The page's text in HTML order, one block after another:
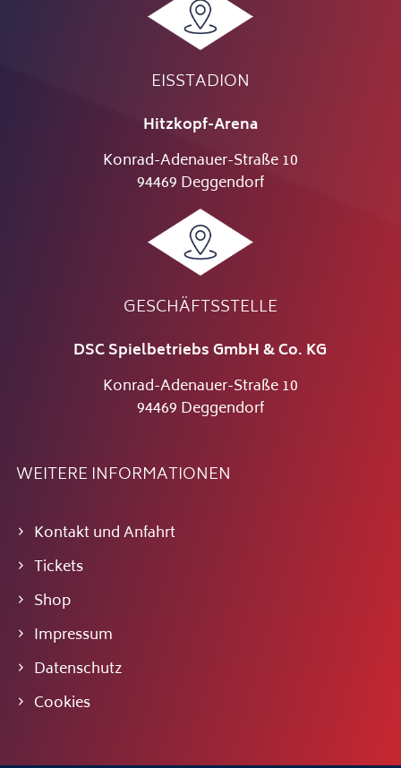
EISSTADION
Hitzkopf-Arena
Konrad-Adenauer-Straße 10
94469 Deggendorf
GESCHÄFTSSTELLE
DSC Spielbetriebs GmbH & Co. KG
Konrad-Adenauer-Straße 10
94469 Deggendorf
WEITERE INFORMATIONEN
Kontakt und Anfahrt
Tickets
Shop
Impressum
Datenschutz
Cookies